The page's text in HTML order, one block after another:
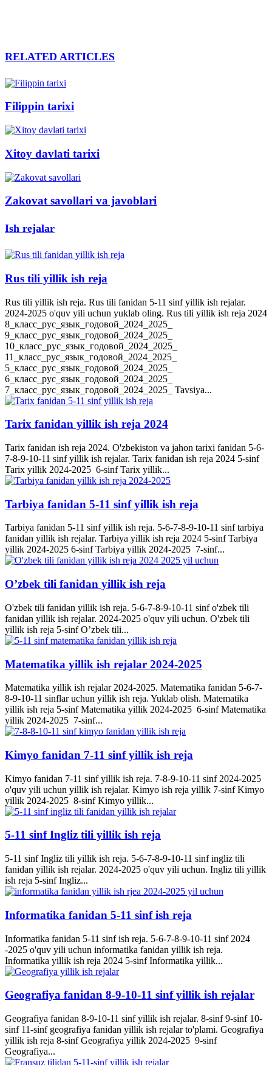
RELATED ARTICLES
Filippin tarixi
Xitoy davlati tarixi
Zakovat savollari va javoblari
Ish rejalar
Rus tili yillik ish reja
Rus tili yillik ish reja. Rus tili fanidan 5-11 sinf yillik ish rejalar.
2024-2025 o'quv yili uchun yuklab oling. Rus tili yillik ish reja 2024
8_класс_рус_язык_годовой_2024_2025_
9_класс_рус_язык_годовой_2024_2025_
10_класс_рус_язык_годовой_2024_2025_
11_класс_рус_язык_годовой_2024_2025_
5_класс_рус_язык_годовой_2024_2025_
6_класс_рус_язык_годовой_2024_2025_
7_класс_рус_язык_годовой_2024_2025_ Tavsiya...
Tarix fanidan yillik ish reja 2024
Tarix fanidan ish reja 2024. O'zbekiston va jahon tarixi fanidan 5-6-
7-8-9-10-11 sinf yillik ish rejalar. Tarix fanidan ish reja 2024 5-sinf
Tarix yillik 2024-2025 6-sinf Tarix yillik...
Tarbiya fanidan 5-11 sinf yillik ish reja
Tarbiya fanidan 5-11 sinf yillik ish reja. 5-6-7-8-9-10-11 sinf tarbiya
fanidan yillik ish rejalar. Tarbiya yillik ish reja 2024 5-sinf Tarbiya
yillik 2024-2025 6-sinf Tarbiya yillik 2024-2025 7-sinf...
O’zbek tili fanidan yillik ish reja
O'zbek tili fanidan yillik ish reja. 5-6-7-8-9-10-11 sinf o'zbek tili
fanidan yillik ish rejalar. 2024-2025 o'quv yili uchun. O'zbek tili
yillik ish reja 5-sinf O’zbek tili...
Matematika yillik ish rejalar 2024-2025
Matematika yillik ish rejalar 2024-2025. Matematika fanidan 5-6-7-
8-9-10-11 sinflar uchun yillik ish reja. Yuklab olish. Matematika
yillik ish reja 5-sinf Matematika yillik 2024-2025 6-sinf Matematika
yillik 2024-2025 7-sinf...
Kimyo fanidan 7-11 sinf yillik ish reja
Kimyo fanidan 7-11 sinf yillik ish reja. 7-8-9-10-11 sinf 2024-2025
o'quv yili uchun yillik ish rejalar. Kimyo ish reja yillik 7-sinf Kimyo
yillik 2024-2025 8-sinf Kimyo yillik...
5-11 sinf Ingliz tili yillik ish reja
5-11 sinf Ingliz tili yillik ish reja. 5-6-7-8-9-10-11 sinf ingliz tili
fanidan yillik ish rejalar. 2024-2025 o'quv yili uchun. Ingliz tili yillik
ish reja 5-sinf Ingliz...
Informatika fanidan 5-11 sinf ish reja
Informatika fanidan 5-11 sinf ish reja. 5-6-7-8-9-10-11 sinf 2024
-2025 o'quv yili uchun informatika fanidan yillik ish reja.
Informatika yillik ish reja 2024 5-sinf Informatika yillik...
Geografiya fanidan 8-9-10-11 sinf yillik ish rejalar
Geografiya fanidan 8-9-10-11 sinf yillik ish rejalar. 8-sinf 9-sinf 10-
sinf 11-sinf geografiya fanidan yillik ish rejalar to'plami. Geografiya
yillik ish reja 8-sinf Geografiya yillik 2024-2025 9-sinf
Geografiya...